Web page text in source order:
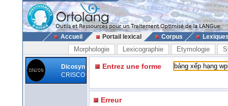
Accueil Portail lexical Corpus
Morphologie Lexicographie Etymologie
Dicosyn
CRISCO
Entrez une forme
Erreur